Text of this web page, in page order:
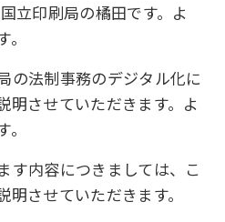
国立印刷局の橘田です。よ
の法制事務のデジタル化に
明させていただきます。よ
す内容につきましては、こ
させていただきます。